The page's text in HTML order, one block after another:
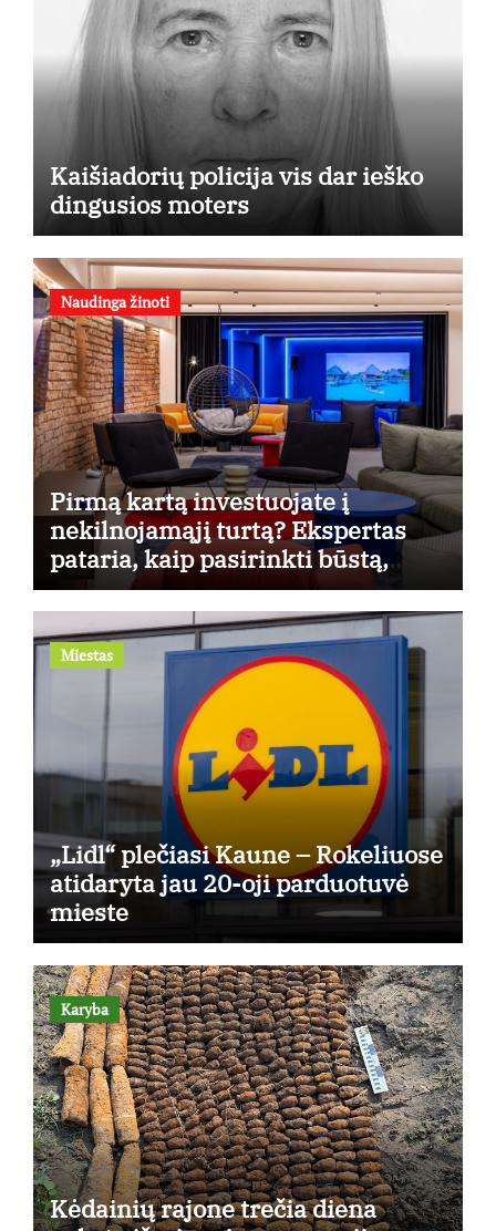
Kaišiadorių policija vis dar ieško
dingusios moters
Naudinga žinoti
Pirmą kartą investuojate į
nekilnojamąjį turtą? Ekspertas
pataria, kaip pasirinkti būstą,
kuris generuos grąžą
Miestas
„Lidl“ plečiasi Kaune – Rokeliuose
atidaryta jau 20-oji parduotuvė
mieste
Karyba
Kėdainių rajone trečia diena